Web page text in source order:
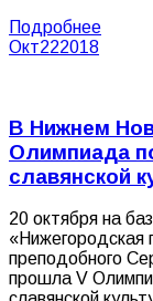
Подробнее
Окт222018
В Нижнем
Олимпиада
славянской
20 октября на
«Нижегородская
преподобного
прошла V